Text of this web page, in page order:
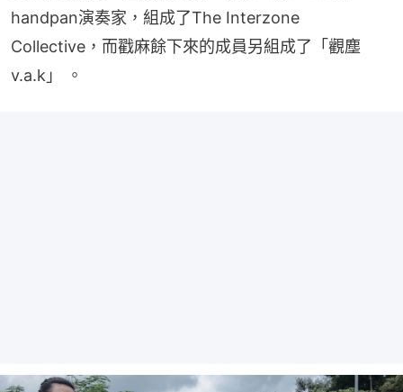
handpan演奏家，組成了The Interzone
Collective，而戳麻餘下來的成員另組成了「觀塵
v.a.k」 。